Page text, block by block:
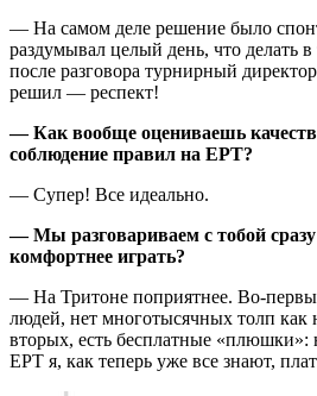
— На самом деле решение было
раздумывал целый день, что делать
после разговора турнирный
решил — респект!
— Как вообще оцениваешь
соблюдение правил на EPT?
— Супер! Все идеально.
— Мы разговариваем с тобой
комфортнее играть?
— На Тритоне поприятнее. Во-
людей, нет многотысячных толп как
вторых, есть бесплатные «плюшки»:
EPT я, как теперь уже все знают,